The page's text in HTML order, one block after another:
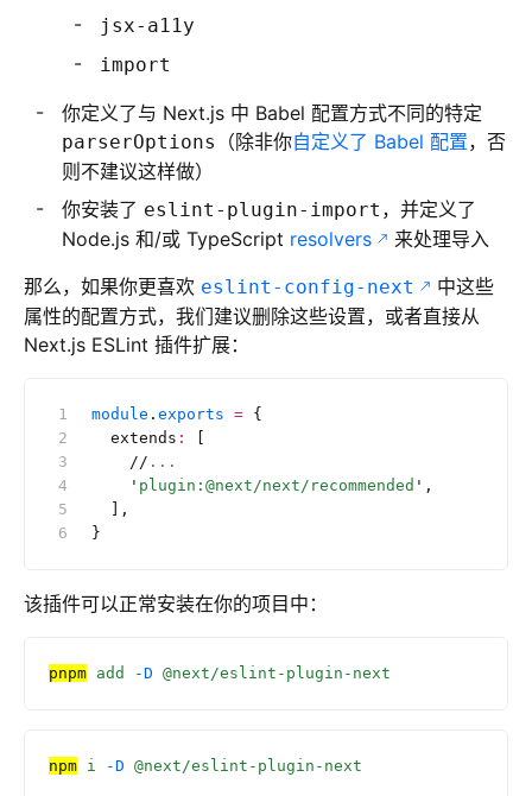
jsx-a11y
import
你定义了与 Next.js 中 Babel 配置方式不同的特定
parserOptions （除非你自定义了 Babel 配置，否
则不建议这样做）
你安装了 eslint-plugin-import ，并定义了
Node.js 和/或 TypeScript resolvers
来处理导入
那么，如果你更喜欢 eslint-config-next
中这些
属性的配置方式，我们建议删除这些设置，或者直接从
Next.js ESLint 插件扩展：
module . exports = {
  extends
:
    //
...
    '
plugin:@next/next/recommended ' ,
  ],
}
该插件可以正常安装在你的项目中：
pnpm add -D @next/eslint-plugin-next
npm i -D @next/eslint-plugin-next